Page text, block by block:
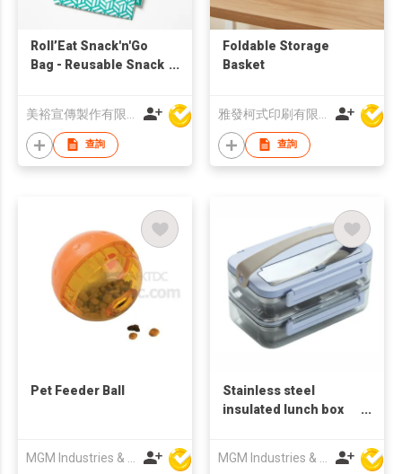
Roll’Eat Snack'n'Go
Bag - Reusable Snack
查詢
Foldable Storage
Basket
查詢
Pet Feeder Ball
Stainless steel
insulated lunch box
box